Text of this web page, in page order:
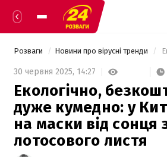
Розваги Новини про вірусні тренди
30 червня 2025, 14:27
Екологічно,
дуже кумедно: у
на маски від сонця
лотосового листя